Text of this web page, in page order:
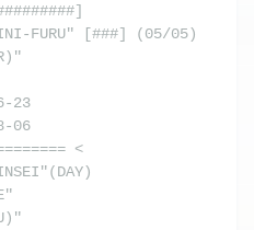
FURU" [###] (05/05)
23
06
<